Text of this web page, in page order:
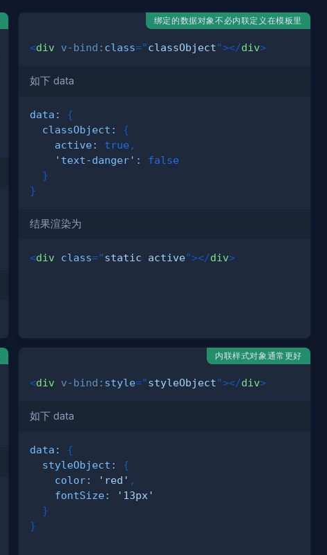
绑定的数据对象不必内联定义在模板里
<div v-bind: class="classObject"></div>
如下 data
data :
{
classObject :
{
active: true ,
'text-danger' :
false
}
}
结果渲染为
<div class="static active"></div>
内联样式对象通常更好
<div v-bind: style="styleObject"></div>
如下 data
data :
{
styleObject :
{
color: 'red' ,
fontSize:
'13px'
}
}